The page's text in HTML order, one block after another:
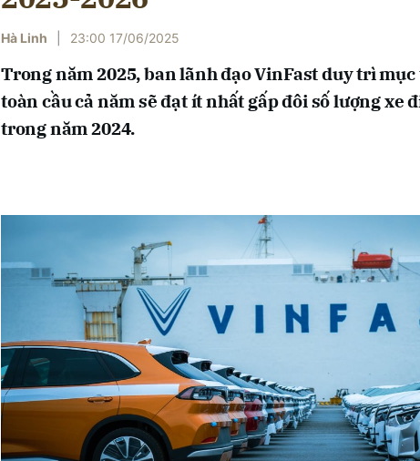
Hà Linh 23:00 17/06/2025
Trong năm 2025, ban lãnh đạo VinFast duy trì
toàn cầu cả năm sẽ đạt ít nhất gấp đôi số lượng xe
trong năm 2024.